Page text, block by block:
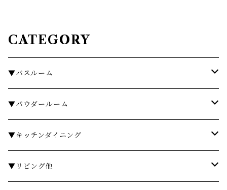
CATEGORY
▼バスルーム
タオル
バスローブ
石鹸・ボディソープ
▼パウダールーム
石鹸・ハンドウォッシュ
ディスペンサー・ソープディッシュ
▼キッチンダイニング
お皿・プレート
▼リビング他